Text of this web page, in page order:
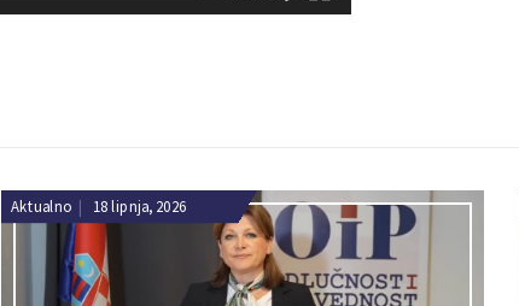
Aktualno | 18 lipnja, 2026